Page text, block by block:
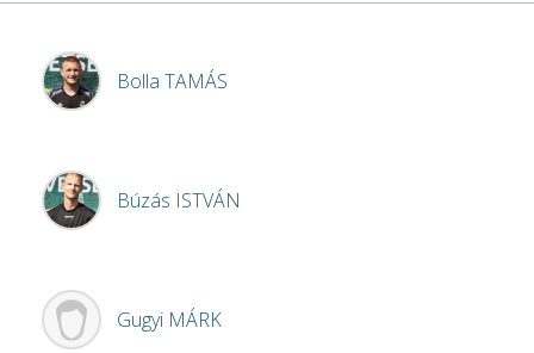
Bolla TAMÁS
Búzás ISTVÁN
Gugyi MÁRK